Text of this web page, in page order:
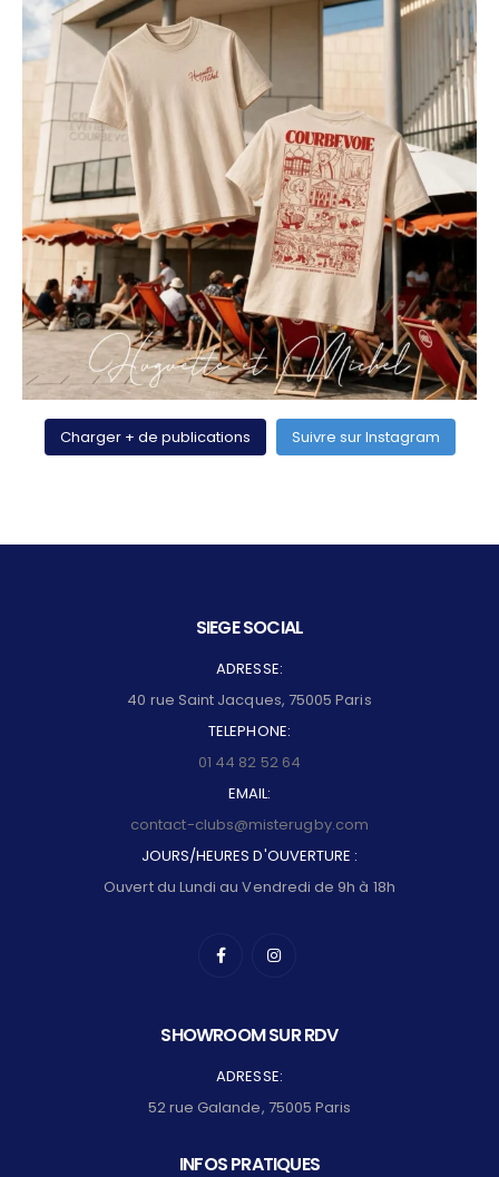
Charger + de publications Suivre sur Instagram
SIEGE SOCIAL
ADRESSE:
40 rue Saint Jacques, 75005 Paris
TELEPHONE:
01 44 82 52 64
EMAIL:
contact-clubs@misterugby.com
JOURS/HEURES D'OUVERTURE :
Ouvert du Lundi au Vendredi de 9h à 18h
SHOWROOM SUR RDV
ADRESSE:
52 rue Galande, 75005 Paris
INFOS PRATIQUES